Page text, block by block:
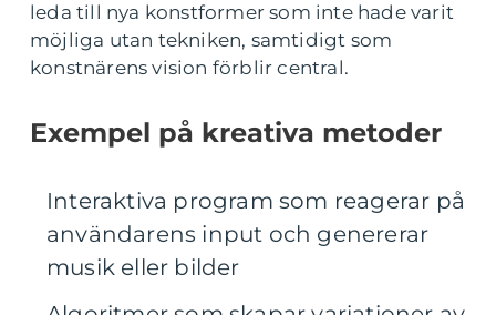
leda till nya konstformer som inte hade varit
möjliga utan tekniken, samtidigt som
konstnärens vision förblir central.
Exempel på kreativa metoder
Interaktiva program som reagerar på
användarens input och genererar
musik eller bilder